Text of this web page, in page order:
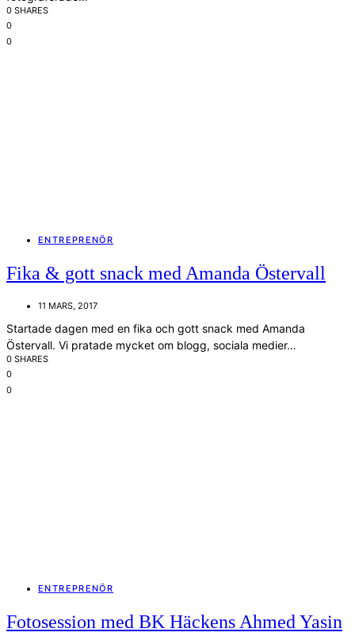
0 SHARES
0
0
ENTREPRENÖR
Fika & gott snack med Amanda Östervall
11 MARS, 2017
Startade dagen med en fika och gott snack med Amanda
Östervall. Vi pratade mycket om blogg, sociala medier…
0 SHARES
0
0
ENTREPRENÖR
Fotosession med BK Häckens Ahmed Yasin